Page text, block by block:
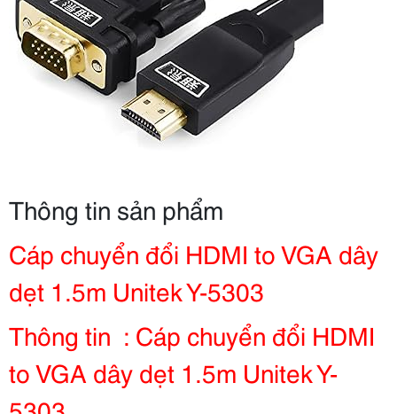
Thông tin sản phẩm
Cáp chuyển đổi HDMI to VGA dây
dẹt 1.5m Unitek Y-5303
Thông tin : Cáp chuyển đổi HDMI
to VGA dây dẹt 1.5m Unitek Y-